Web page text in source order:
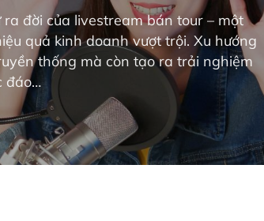
đời của livestream bán tour – một
quả kinh doanh vượt trội. Xu hướng
thống mà còn tạo ra trải nghiệm
đáo…